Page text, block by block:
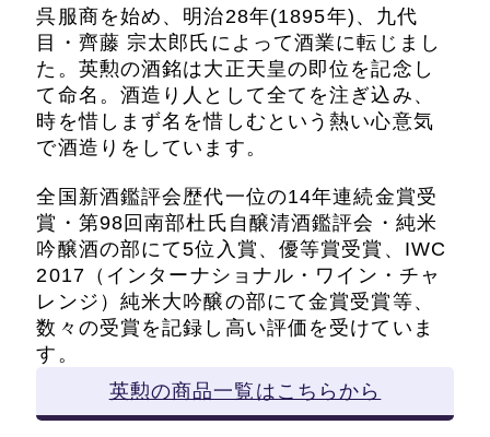
呉服商を始め、明治28年(1895年)、九代
目・齊藤 宗太郎氏によって酒業に転じまし
た。英勲の酒銘は大正天皇の即位を記念し
て命名。酒造り人として全てを注ぎ込み、
時を惜しまず名を惜しむという熱い心意気
で酒造りをしています。
全国新酒鑑評会歴代一位の14年連続金賞受
賞・第98回南部杜氏自醸清酒鑑評会・純米
吟醸酒の部にて5位入賞、優等賞受賞、IWC
2017（インターナショナル・ワイン・チャ
レンジ）純米大吟醸の部にて金賞受賞等、
数々の受賞を記録し高い評価を受けていま
す。
英勲の商品一覧はこちらから